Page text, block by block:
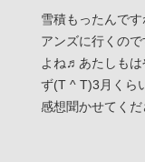
雪積もったんで
アンズに行くの
よね♬あたしもは
ず(T ^ T)3月くら
感想聞かせてく